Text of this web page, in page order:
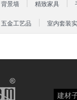
背景墙 精致家具
五金工艺品 室内套装
建材